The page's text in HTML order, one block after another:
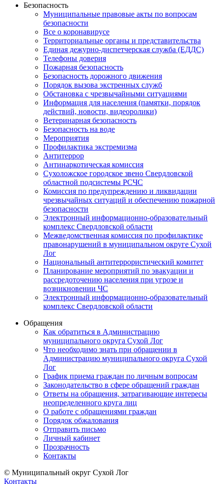
Безопасность
Муниципальные правовые акты по вопросам
безопасности
Все о коронавирусе
Территориальные органы и представительства
Единая дежурно-диспетчерская служба (ЕДДС)
Телефоны доверия
Пожарная безопасность
Безопасность дорожного движения
Порядок вызова экстренных служб
Обстановка с чрезвычайными ситуациями
Информация для населения (памятки, порядок
действий, новости, видеоролики)
Ветеринарная безопасность
Безопасность на воде
Мероприятия
Профилактика экстремизма
Антитеррор
Антинаркотическая комиссия
Сухоложское городское звено Свердловской
областной подсистемы РСЧС
Комиссия по предупреждению и ликвидации
чрезвычайных ситуаций и обеспечению пожарной
безопасности
Электронный информационно-образовательный
комплекс Cвердловской области
Межведомственная комиссия по профилактике
правонарушений в муниципальном округе Сухой
Лог
Национальный антитеррористический комитет
Планирование мероприятий по эвакуации и
рассредоточению населения при угрозе и
возникновении ЧС
Электронный информационно-образовательный
комплекс Свердловской области
Обращения
Как обратиться в Администрацию
муниципального округа Сухой Лог
Что необходимо знать при обращении в
Администрацию муниципального округа Сухой
Лог
График приема граждан по личным вопросам
Законодательство в сфере обращений граждан
Ответы на обращения, затрагивающие интересы
неопределенного круга лиц
О работе с обращениями граждан
Порядок обжалования
Отправить письмо
Личный кабинет
Прозрачность
Контакты
© Муниципальный округ Сухой Лог
Контакты